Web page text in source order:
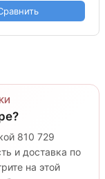
810 729
и доставка по
на этой